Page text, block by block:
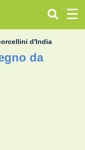
d'India
da